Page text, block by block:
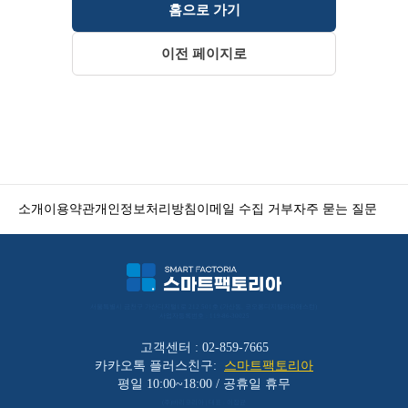
홈으로 가기
이전 페이지로
소개 이용약관개인정보처리방침 이메일 수집 거부자주 묻는 질문
고객센터 : 02-859-7665
카카오톡 플러스친구:
스마트팩토리아
평일 10:00~18:00 / 공휴일 휴무